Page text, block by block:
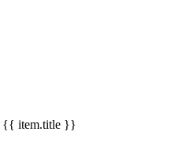
{{ item.title }}